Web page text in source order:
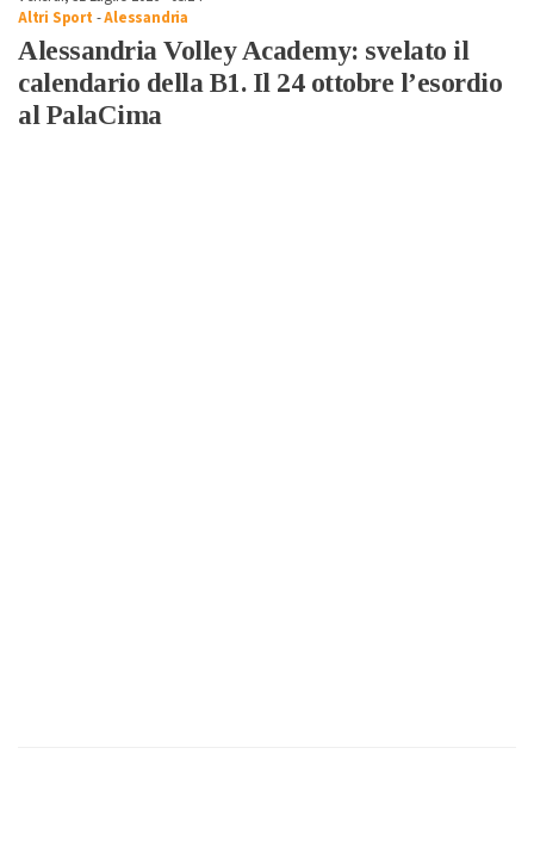
Altri Sport -Alessandria
Alessandria Volley Academy: svelato il
calendario della B1. Il 24 ottobre l’esordio
al PalaCima